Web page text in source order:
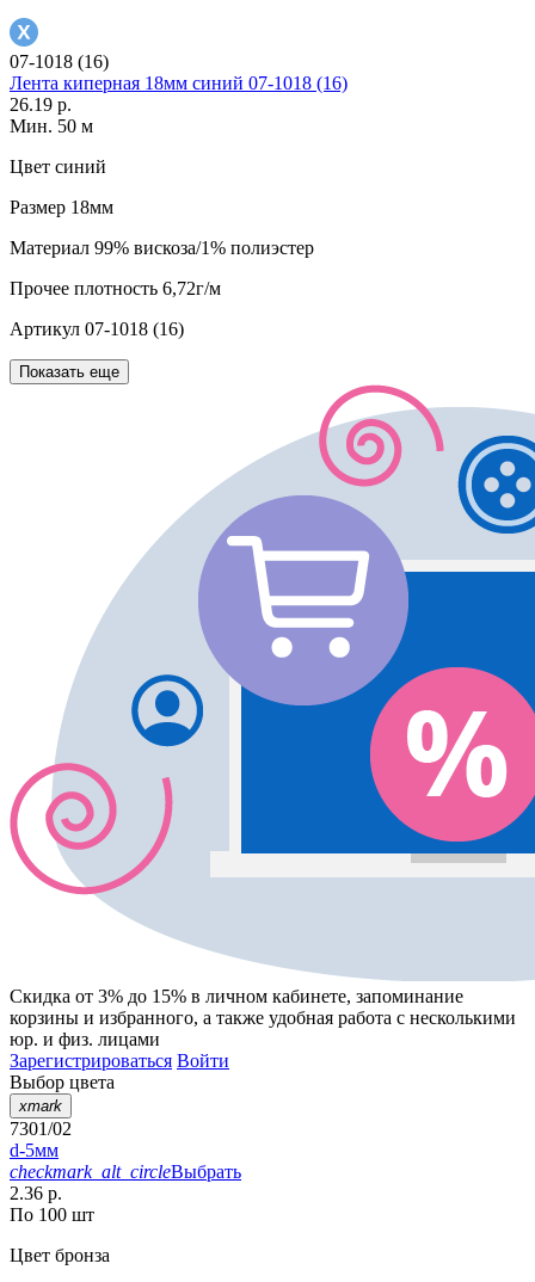
07-1018 (16)
Лента киперная 18мм синий 07-1018 (16)
26.19 р.
Мин. 50 м
Цвет синий
Размер 18мм
Материал 99% вискоза/1% полиэстер
Прочее плотность 6,72г/м
Артикул 07-1018 (16)
Показать еще
Скидка от 3% до 15% в личном кабинете, запоминание
корзины и избранного, а также удобная работа с несколькими
юр. и физ. лицами
Зарегистрироваться Войти
Выбор цвета
xmark
7301/02
d-5мм
checkmark_alt_circleВыбрать
2.36 р.
По 100 шт
Цвет бронза